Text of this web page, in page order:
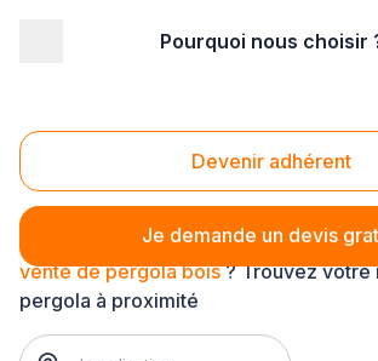
Pourquoi nous choisir
Devenir adhérent
Je demande un devis
Vente de pergola bois
vente de pergola bois? Trouvez votre
pergola à proximité